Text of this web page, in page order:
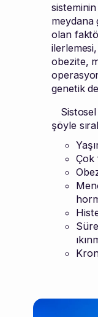
meydana
olan
obezite,
genetik
şöyle
Çok